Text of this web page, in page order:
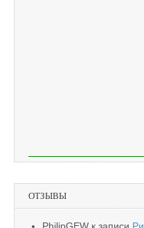
ОТЗЫВЫ